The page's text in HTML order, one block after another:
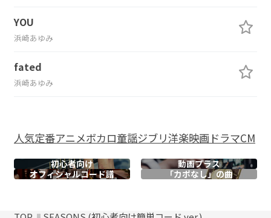
YOU
浜崎あゆみ
fated
浜崎あゆみ
人気定番アニメボカロ童謡ジブリ洋楽映画ドラマCM
初心者向け
動画プラス
オフィシャルコード譜 「カポなし」の曲